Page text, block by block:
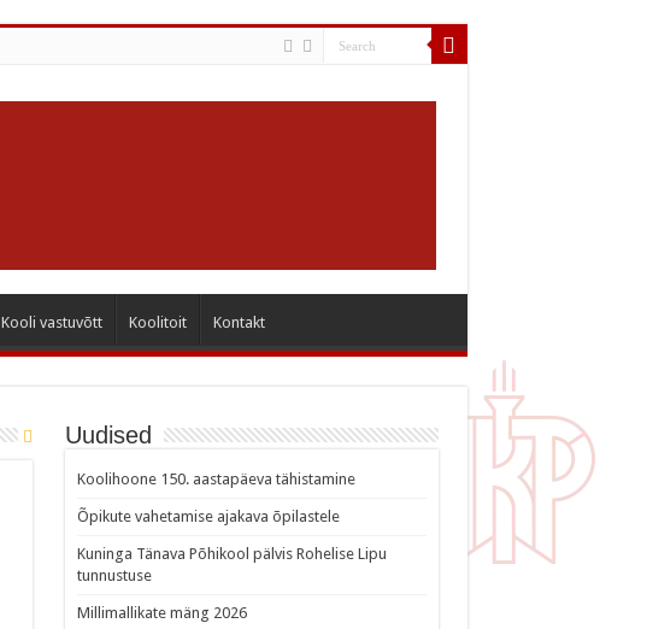
Kooli vastuvõtt Koolitoit Kontakt
Uudised
Koolihoone 150. aastapäeva tähistamine
Õpikute vahetamise ajakava õpilastele
Kuninga Tänava Põhikool pälvis Rohelise Lipu
tunnustuse
Millimallikate mäng 2026